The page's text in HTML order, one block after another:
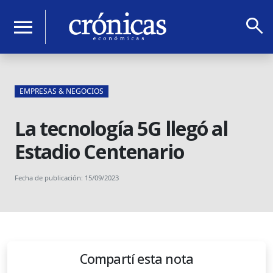
menu search
EMPRESAS & NEGOCIOS
La tecnología 5G llegó al
Estadio Centenario
Fecha de publicación: 15/09/2023
Compartí esta nota